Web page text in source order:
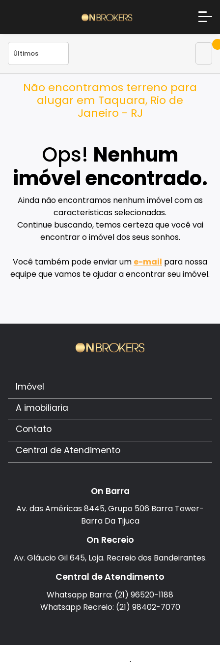
Não encontramos terreno para
alugar em Taquara, Rio de
Janeiro - RJ
Ops! Nenhum
imóvel encontrado.
Ainda não encontramos nenhum imóvel com as
caracteristicas selecionadas.
Continue buscando, temos certeza que você vai
encontrar o imóvel dos seus sonhos.
Você também pode enviar um e-mail para nossa
equipe que vamos te ajudar a encontrar seu imóvel.
Imóvel
A imobiliaria
Contato
Central de Atendimento
On Barra
Av. das Américas 8445, Grupo 506 Barra Tower-
Barra Da Tijuca
On Recreio
Av. Gláucio Gil 645, Loja. Recreio dos Bandeirantes.
Central de Atendimento
Whatsapp Barra: (21) 96520-1188
Whatsapp Recreio: (21) 98402-7070